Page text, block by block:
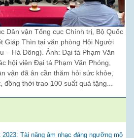
Dân vận Tổng cục Chính trị, Bộ Quốc
Giáp Thìn tại văn phòng Hội Người
– Hà Đông). Ảnh: Đại tá Phạm Văn
hội viên Đại tá Phạm Văn Phóng,
vận đã ân cần thăm hỏi sức khỏe,
thời trao 100 suất quà tặng...
Tài năng âm nhạc đáng ngưỡng mộ